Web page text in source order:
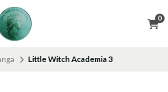
0
Little Witch Academia 3